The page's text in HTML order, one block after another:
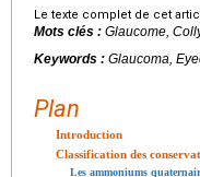
Le texte complet de cet
Mots clés : Glaucome,
Keywords : Glaucoma,
Plan
Introduction
Classification des
Les ammoniums